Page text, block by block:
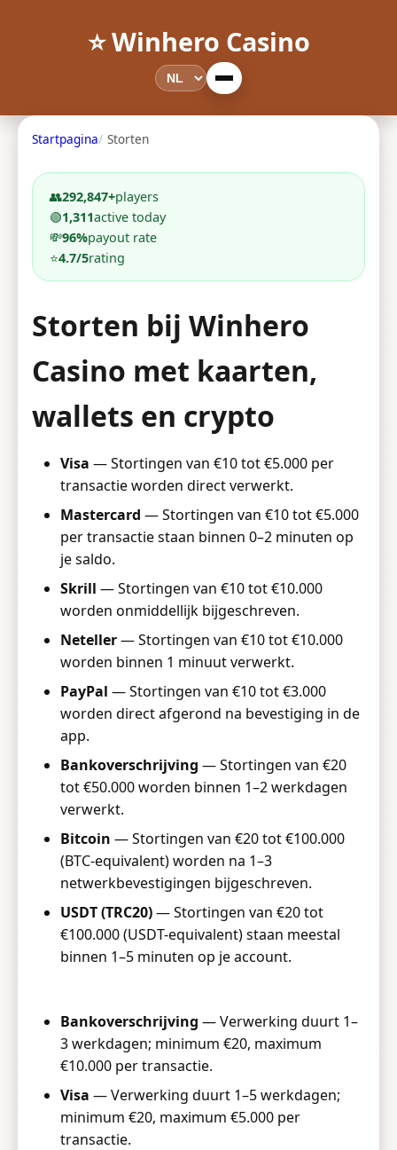
⭐ Winhero Casino
Startpagina Storten
👥292,847+players
🟢1,311active today
💸96%payout rate
⭐4.7/5rating
Storten bij Winhero
Casino met kaarten,
wallets en crypto
Visa — Stortingen van €10 tot €5.000 per
transactie worden direct verwerkt.
Mastercard — Stortingen van €10 tot €5.000
per transactie staan binnen 0–2 minuten op
je saldo.
Skrill — Stortingen van €10 tot €10.000
worden onmiddellijk bijgeschreven.
Neteller— Stortingen van €10 tot €10.000
worden binnen 1 minuut verwerkt.
PayPal — Stortingen van €10 tot €3.000
worden direct afgerond na bevestiging in de
app.
Bankoverschrijving — Stortingen van €20
tot €50.000 worden binnen 1–2 werkdagen
verwerkt.
Bitcoin — Stortingen van €20 tot €100.000
(BTC-equivalent) worden na 1–3
netwerkbevestigingen bijgeschreven.
USDT (TRC20)— Stortingen van €20 tot
€100.000 (USDT-equivalent) staan meestal
binnen 1–5 minuten op je account.
Bankoverschrijving — Verwerking duurt 1–
3 werkdagen; minimum €20, maximum
€10.000 per transactie.
Visa — Verwerking duurt 1–5 werkdagen;
minimum €20, maximum €5.000 per
transactie.